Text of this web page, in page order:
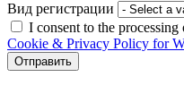
Вид регистрации
I consent to the processing
Cookie & Privacy Policy for